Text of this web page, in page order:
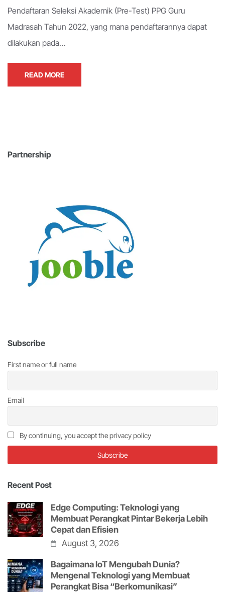
Pendaftaran Seleksi Akademik (Pre-Test) PPG Guru
Madrasah Tahun 2022, yang mana pendaftarannya dapat
dilakukan pada…
READ MORE
Partnership
Subscribe
First name or full name
Email
By continuing, you accept the privacy policy
Recent Post
Edge Computing: Teknologi yang
Membuat Perangkat Pintar Bekerja Lebih
Cepat dan Efisien
August 3, 2026
Bagaimana IoT Mengubah Dunia?
Mengenal Teknologi yang Membuat
Perangkat Bisa “Berkomunikasi”